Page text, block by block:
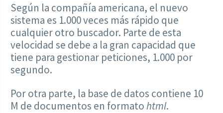
Según la compañía americana, el nuevo
sistema es 1.000 veces más rápido que
cualquier otro buscador. Parte de esta
velocidad se debe a la gran capacidad que
tiene para gestionar peticiones, 1.000 por
segundo.
Por otra parte, la base de datos contiene 10
M de documentos en formatohtml.